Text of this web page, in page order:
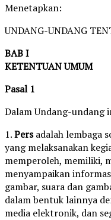
Menetapkan:
UNDANG-UNDANG
BAB I
KETENTUAN UMUM
Pasal 1
Dalam Undang-undang
1.Persadalah lembaga
yang melaksanakan
memperoleh, memiliki,
menyampaikan
gambar, suara dan
dalam bentuk lainnya
media elektronik, dan